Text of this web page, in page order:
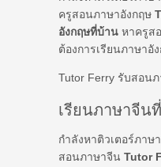
ครูสอนภาษาอังกฤษ
อังกฤษที่บ้าน หาครูส
ต้องการเรียนภาษาอั
Tutor Ferry รับสอน
เรียนภาษาจีน
กำลังหาติวเตอร์ภาษ
สอนภาษาจีน Tutor